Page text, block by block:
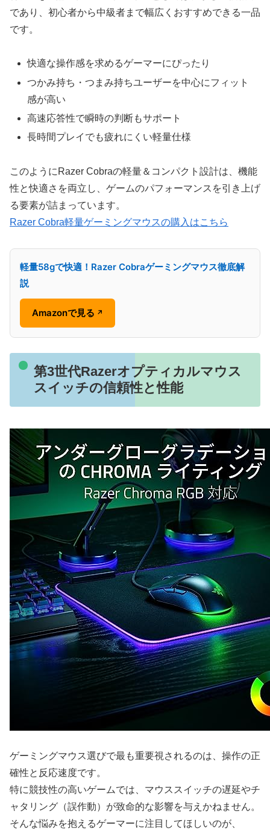
であり、初心者から中級者まで幅広くおすすめできる一品
です。
快適な操作感を求めるゲーマーにぴったり
つかみ持ち・つまみ持ちユーザーを中心にフィット
感が高い
高速応答性で瞬時の判断もサポート
長時間プレイでも疲れにくい軽量仕様
このようにRazer Cobraの軽量＆コンパクト設計は、機能
性と快適さを両立し、ゲームのパフォーマンスを引き上げ
る要素が詰まっています。
Razer Cobra軽量ゲーミングマウスの購入はこちら
軽量58gで快適！Razer Cobraゲーミングマウス徹底解
説
Amazonで見る ↗
第3世代Razerオプティカルマウス
スイッチの信頼性と性能
ゲーミングマウス選びで最も重要視されるのは、操作の正
確性と反応速度です。
特に競技性の高いゲームでは、マウススイッチの遅延やチ
ャタリング（誤作動）が致命的な影響を与えかねません。
そんな悩みを抱えるゲーマーに注目してほしいのが、